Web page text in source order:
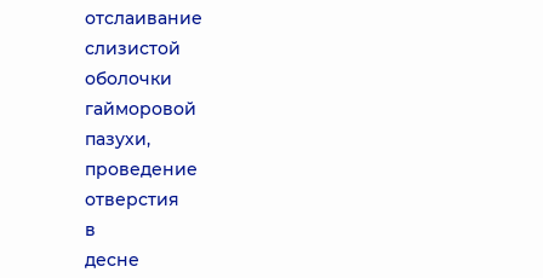
отслаивание
слизистой
оболочки
гайморовой
пазухи,
проведение
отверстия
в
десне